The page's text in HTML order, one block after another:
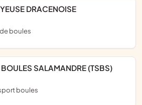
DRACENOISE
de boules
BOULES SALAMANDRE (TSBS)
boules